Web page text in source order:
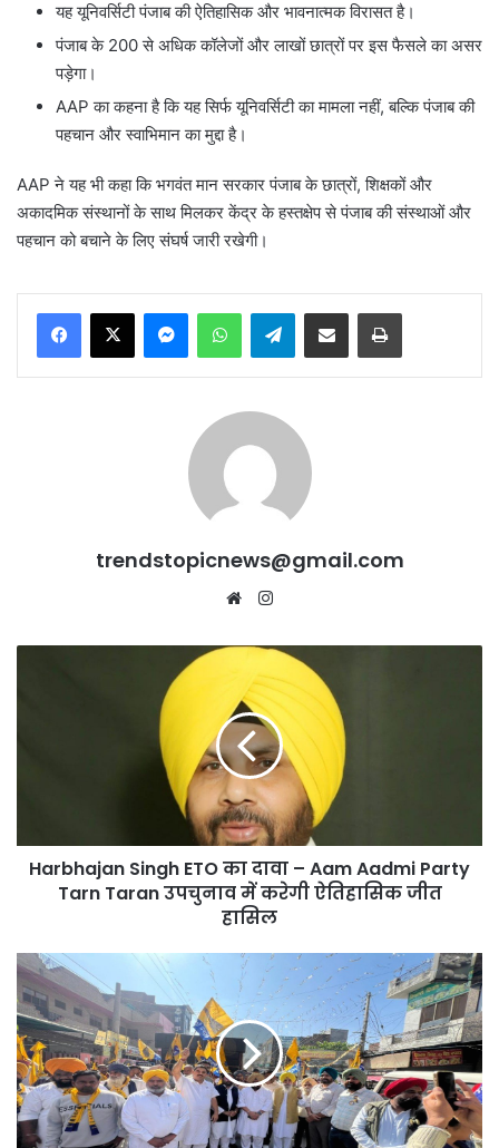
यह यूनिवर्सिटी पंजाब की ऐतिहासिक और भावनात्मक विरासत है।
पंजाब के 200 से अधिक कॉलेजों और लाखों छात्रों पर इस फैसले का असर
पड़ेगा।
AAP का कहना है कि यह सिर्फ यूनिवर्सिटी का मामला नहीं, बल्कि पंजाब की
पहचान और स्वाभिमान का मुद्दा है।
AAP ने यह भी कहा कि भगवंत मान सरकार पंजाब के छात्रों, शिक्षकों और
अकादमिक संस्थानों के साथ मिलकर केंद्र के हस्तक्षेप से पंजाब की संस्थाओं और
पहचान को बचाने के लिए संघर्ष जारी रखेगी।
MessengerWhatsAppTelegramShare via Email Print
trendstopicnews@gmail.com
Website
Party
Tarn
करेगी
ऐतिहासिक
जीत
हासिल
Harbhajan Singh ETO का दावा – Aam Aadmi Party
Tarn Taran उपचुनाव में करेगी ऐतिहासिक जीत
हासिल
Tarn
Taran
By-
Election:
Harchand
Singh
Barsat
का